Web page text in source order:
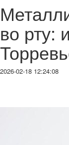
во рту:
2026-02-18 12:24:08